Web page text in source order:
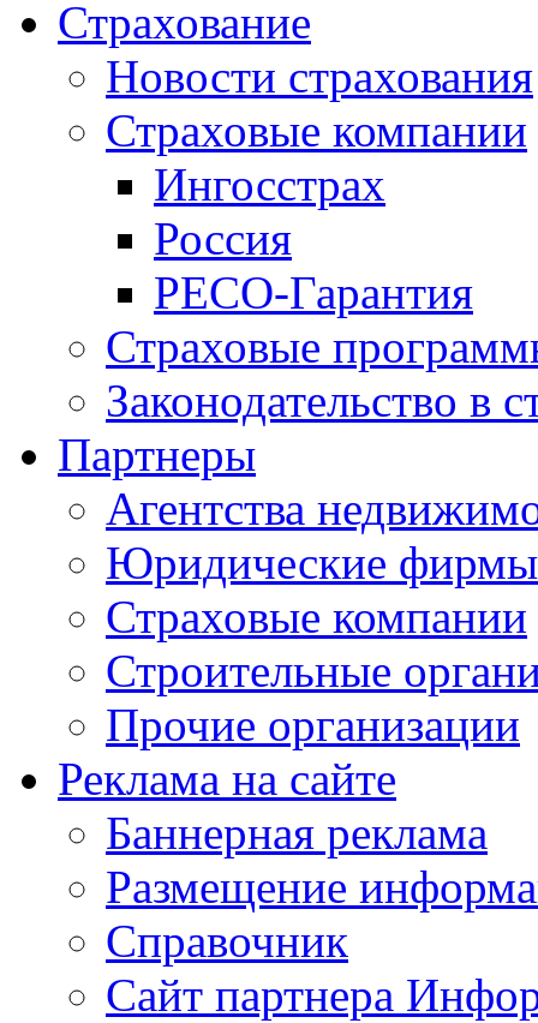
Страхование
Новости страхования
Страховые компании
Ингосстрах
Россия
РЕСО-Гарантия
Страховые
Законодательство в
Партнеры
Агентства
Юридические фирмы
Страховые компании
Строительные
Прочие организации
Реклама на сайте
Баннерная реклама
Размещение
Справочник
Сайт партнера